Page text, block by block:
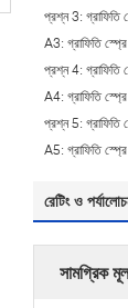
প্রশ্ন 3: গ্রাফিতি
A3: গ্রাফিতি স্প্রে
প্রশ্ন 4: গ্রাফিতি
A4: গ্রাফিতি
প্রশ্ন 5: গ্রাফিতি
A5: গ্রাফিতি
রেটিং ও
সামগ্রিক